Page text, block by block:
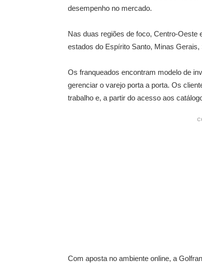
desempenho no mercado.
Nas duas regiões de foco, Centro-Oeste
estados do Espírito Santo, Minas
Os franqueados encontram modelo de
gerenciar o varejo porta a porta. Os
trabalho e, a partir do acesso aos
Com aposta no ambiente online, a